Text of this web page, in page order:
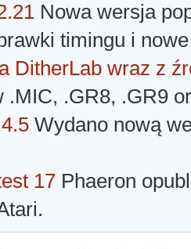
Nowa wersja
timingu i
DitherLab wraz z
.MIC, .GR8, .GR9
Wydano nową
17 Phaeron